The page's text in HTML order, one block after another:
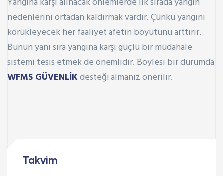
nedenlerini ortadan kaldırmak vardır. Çünkü yangını
körükleyecek her faaliyet afetin boyutunu arttırır.
Bunun yanı sıra yangına karşı güçlü bir müdahale
sistemi tesis etmek de önemlidir. Böylesi bir durumda
WFMS GÜVENLİKdesteği almanız önerilir.
Takvim